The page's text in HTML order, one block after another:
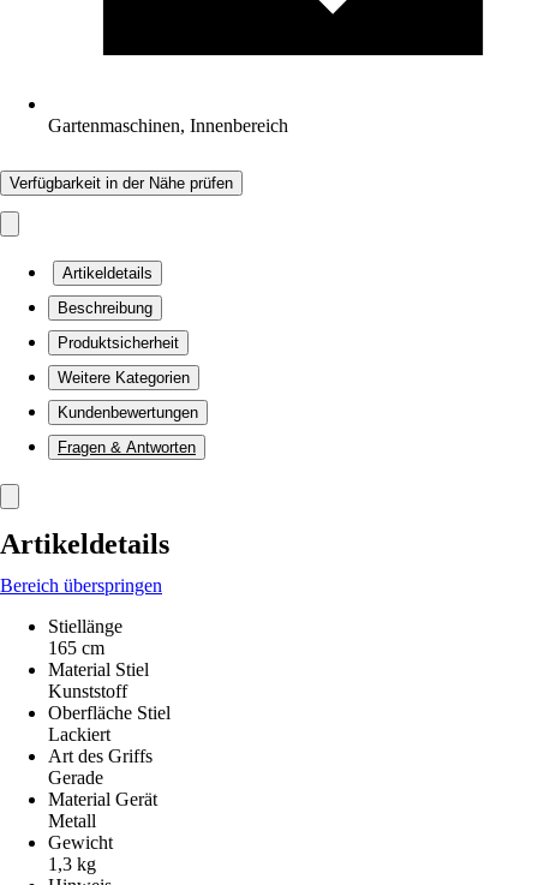
Gartenmaschinen, Innenbereich
Verfügbarkeit in der Nähe prüfen
Artikeldetails
Beschreibung
Produktsicherheit
Weitere Kategorien
Kundenbewertungen
Fragen & Antworten
Artikeldetails
Bereich überspringen
Stiellänge
165 cm
Material Stiel
Kunststoff
Oberfläche Stiel
Lackiert
Art des Griffs
Gerade
Material Gerät
Metall
Gewicht
1,3 kg